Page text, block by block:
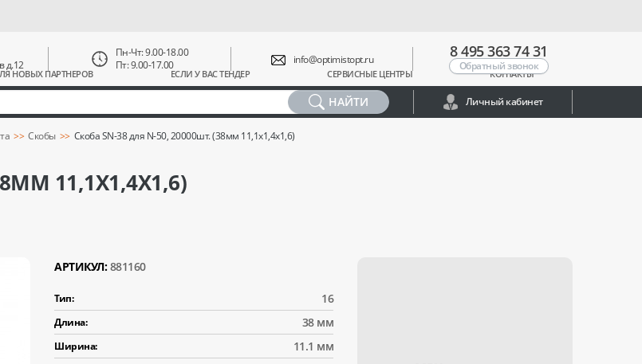
НОВЫХ ПАРТНЕРОВ ЕСЛИ У ВАС ТЕНДЕР СЕРВИСНЫЕ ЦЕНТРЫ КОНТАКТЫ
д.12
Пн-Чт: 9.00-18.00
Пт: 9.00-17.00
info@optimistopt.ru 8 495 363 74 31
Обратный звонок
НАЙТИ Личный кабинет
Скобы Скоба SN-38 для N-50, 20000шт. (38мм 11,1х1,4х1,6)
11,1Х1,4Х1,6)
АРТИКУЛ: 881160
Тип: 16
Длина: 38 мм
Ширина: 11.1 мм